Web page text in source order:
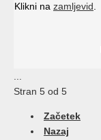
Klikni na zamljevid.
...
Stran 5 od 5
Začetek
Nazaj